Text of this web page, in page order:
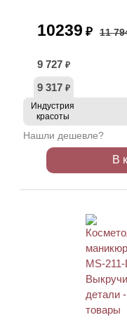
10239 ₽ 11
9 727 ₽
9 317 ₽
Индустрия
красоты
Нашли дешевле?
В